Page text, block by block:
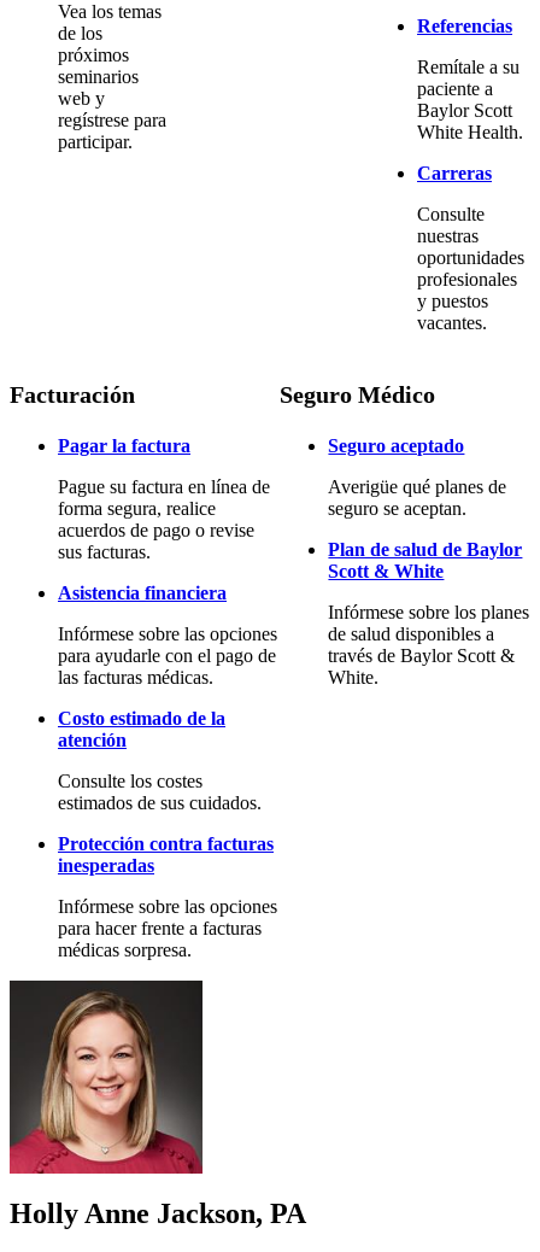
Vea los temas
de los
próximos
seminarios
web y
regístrese para
participar.
Referencias
Remítale a su
paciente a
Baylor Scott
White Health.
Carreras
Consulte
nuestras
oportunidades
profesionales
y puestos
vacantes.
Facturación
Pagar la factura
Pague su factura en línea de
forma segura, realice
acuerdos de pago o revise
sus facturas.
Asistencia financiera
Infórmese sobre las opciones
para ayudarle con el pago de
las facturas médicas.
Costo estimado de la
atención
Consulte los costes
estimados de sus cuidados.
Protección contra facturas
inesperadas
Infórmese sobre las opciones
para hacer frente a facturas
médicas sorpresa.
Seguro Médico
Seguro aceptado
Averigüe qué planes de
seguro se aceptan.
Plan de salud de Baylor
Scott & White
Infórmese sobre los planes
de salud disponibles a
través de Baylor Scott &
White.
Holly Anne Jackson, PA